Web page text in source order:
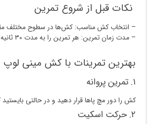
نکات قبل از شروع تمرین
– انتخاب کش مناسب: کش‌ها در سطوح مختلف
– مدت زمان تمرین: هر تمرین را به مدت ۳۰ ثانیه انجام دهید و بین حرکات ۱۰ ثانیه استراحت کنید.
بهترین تمرینات با کش مینی لوپ
۱. تمرین پروانه
کش را دور مچ پاها قرار دهید و در حالتی
۲. حرکت اسکیت